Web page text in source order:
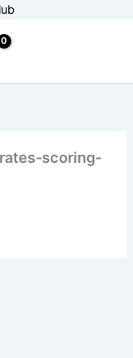
scoring-